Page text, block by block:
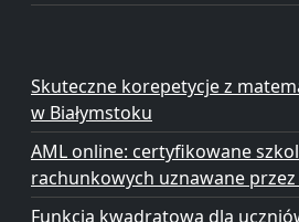
Skuteczne korepetycje z
w Białymstoku
AML online: certyfikowane
rachunkowych uznawane
Funkcja kwadratowa dla